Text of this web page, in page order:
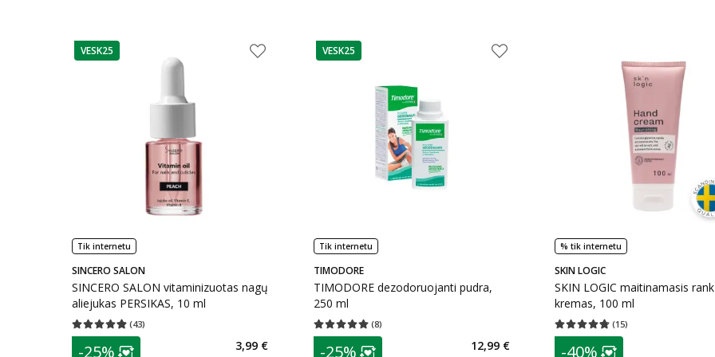
patarimas
VESK25
Tik internetu
SINCERO SALON
SINCERO SALON vitaminizuotas nagų
aliejukas PERSIKAS, 10 ml
(43)
Vidutinis įvertinimas 4.84
patarimas
-25% 3,99 €
patarimas
VESK25
Tik internetu
TIMODORE
TIMODORE dezodoruojanti pudra,
250 ml
(8)
Vidutinis įvertinimas 5.00
patarimas
-25% 12,99 €
% tik internetu
SKIN LOGIC
SKIN LOGIC maitinamasis
kremas, 100 ml
(15)
Vidutinis įvertinimas 4.73
patarimas
-40%